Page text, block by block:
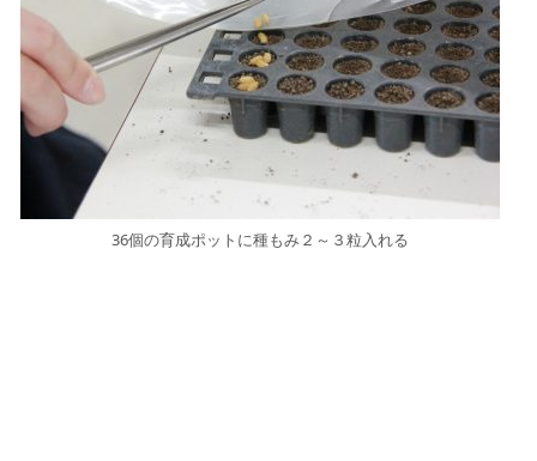
36個の育成ポットに種もみ２～３粒入れる